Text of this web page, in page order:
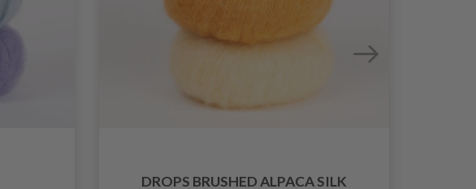
DROPS BRUSHED ALPACA SILK